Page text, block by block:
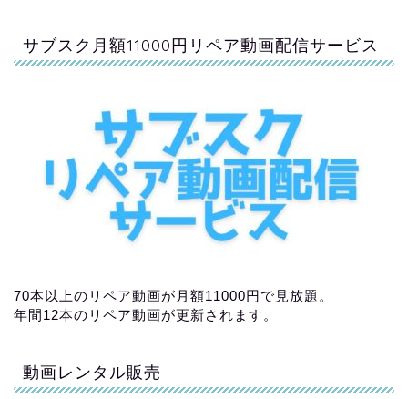
サブスク月額11000円リペア動画配信サービス
70本以上のリペア動画が月額11000円で見放題。
年間12本のリペア動画が更新されます。
動画レンタル販売